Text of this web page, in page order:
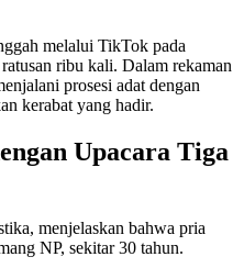
melalui TikTok pada
ribu kali. Dalam rekaman
prosesi adat dengan
kerabat yang hadir.
Upacara Tiga
menjelaskan bahwa pria
NP, sekitar 30 tahun.